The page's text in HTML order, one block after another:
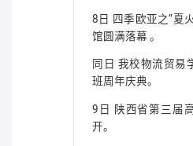
8日 四季欧亚之“夏
馆圆满落幕 。
同日 我校物流贸易
班周年庆典。
9日 陕西省第三届
开。